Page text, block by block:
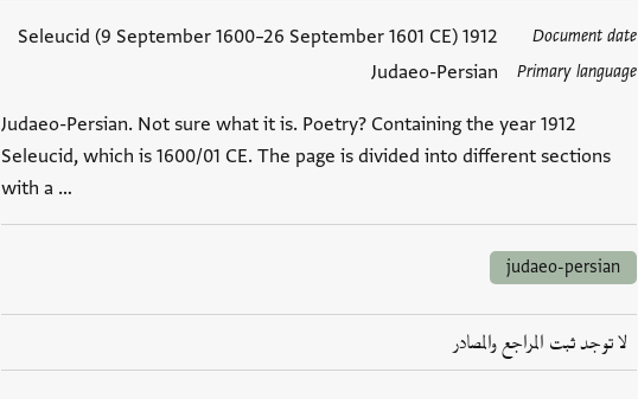
Document date
1912 Seleucid (9 September 1600–26 September 1601 CE)
Primary language
Judaeo-Persian
Judaeo-Persian. Not sure what it is. Poetry? Containing the year 1912
Seleucid, which is 1600/01 CE. The page is divided into different sections
with a …
العلامات
judaeo-persian
لا توجد ثبت المراجع والمصادر